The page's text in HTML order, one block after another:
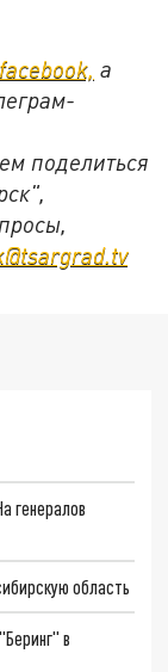
facebook, а
поделиться
генералов
область
в